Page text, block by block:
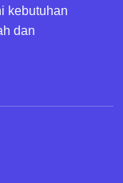
kebutuhan
dan